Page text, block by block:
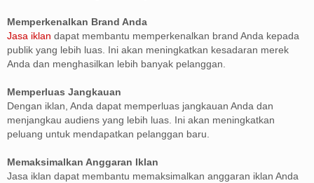
Memperkenalkan Brand Anda
Jasa iklan dapat membantu memperkenalkan brand Anda kepada
publik yang lebih luas. Ini akan meningkatkan kesadaran merek
Anda dan menghasilkan lebih banyak pelanggan.
Memperluas Jangkauan
Dengan iklan, Anda dapat memperluas jangkauan Anda dan
menjangkau audiens yang lebih luas. Ini akan meningkatkan
peluang untuk mendapatkan pelanggan baru.
Memaksimalkan Anggaran Iklan
Jasa iklan dapat membantu memaksimalkan anggaran iklan Anda